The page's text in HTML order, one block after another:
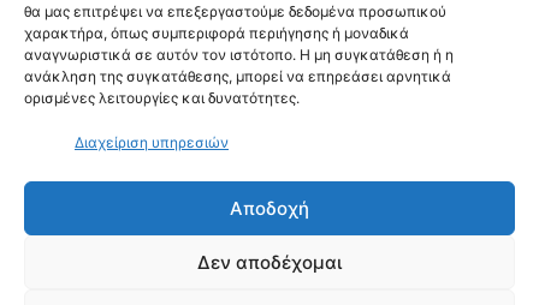
θα μας επιτρέψει να επεξεργαστούμε δεδομένα προσωπικού
χαρακτήρα, όπως συμπεριφορά περιήγησης ή μοναδικά
αναγνωριστικά σε αυτόν τον ιστότοπο. Η μη συγκατάθεση ή η
ανάκληση της συγκατάθεσης, μπορεί να επηρεάσει αρνητικά
ορισμένες λειτουργίες και δυνατότητες.
Διαχείριση υπηρεσιών
Αποδοχή
Δεν αποδέχομαι
ΑΚΟΛΟΥΘΗΣΕ ΜΑΣ